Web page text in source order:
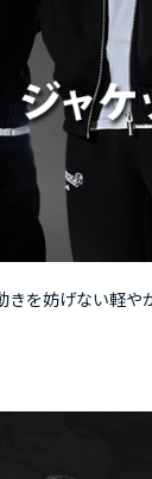
を妨げない軽や